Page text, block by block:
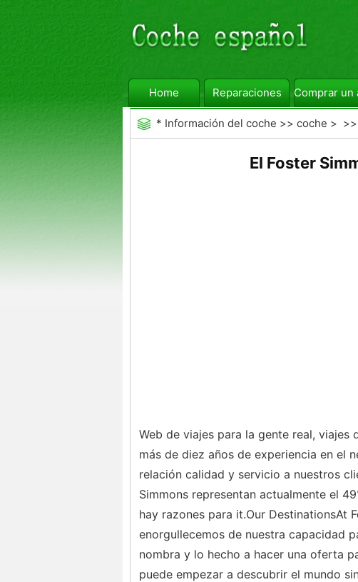
Home Reparaciones Comprar un
* Información del coche >> coche > >>
El Foster
Web de viajes para la gente real, viajes
más de diez años de experiencia en el
relación calidad y servicio a nuestros
Simmons representan actualmente el
hay razones para it.Our DestinationsAt
enorgullecemos de nuestra capacidad
nombra y lo hecho a hacer una oferta
puede empezar a descubrir el mundo